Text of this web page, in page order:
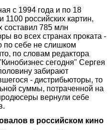
с 1994 года и по 18
российских картин,
составил 785 млн
во всех странах проката -
себе не слишком
по словам редактора
сегодня" Сергея
забирают
- дистрибьюторы, то
суммы, потраченной на
вернули себе
в российском кино